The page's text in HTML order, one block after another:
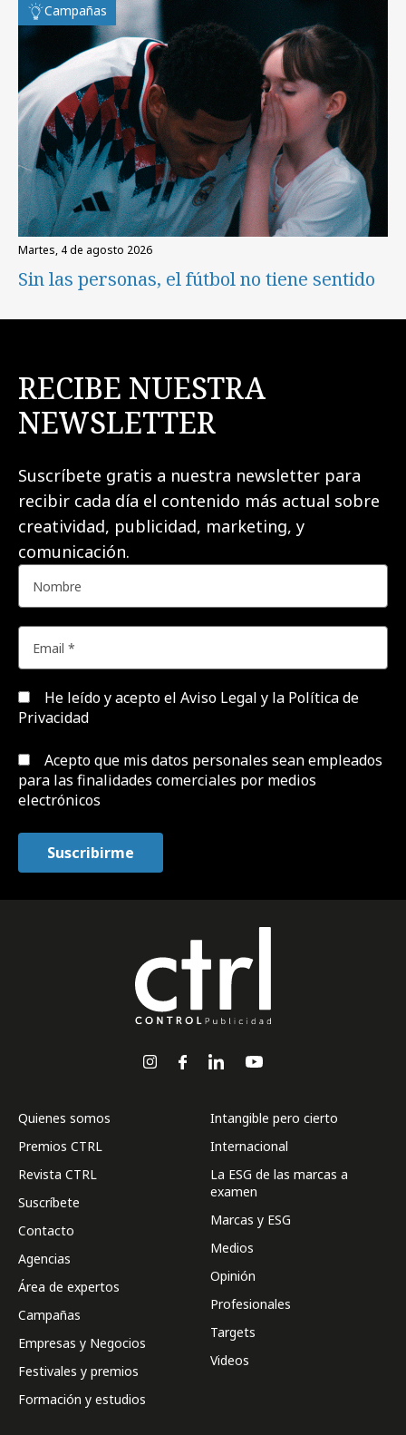
Campañas
martes, 4 de agosto 2026
Sin las personas, el fútbol no tiene sentido
RECIBE NUESTRA
NEWSLETTER
Suscríbete gratis a nuestra newsletter para
recibir cada día el contenido más actual sobre
creatividad, publicidad, marketing, y
comunicación.
He leído y acepto el Aviso Legal y la Política de
Privacidad
Acepto que mis datos personales sean empleados
para las finalidades comerciales por medios
electrónicos
Quienes somos
Premios CTRL
Revista CTRL
Suscríbete
Contacto
Agencias
Área de expertos
Campañas
Empresas y Negocios
Festivales y premios
Formación y estudios
Intangible pero cierto
Internacional
La ESG de las marcas a
examen
Marcas y ESG
Medios
Opinión
Profesionales
Targets
Videos